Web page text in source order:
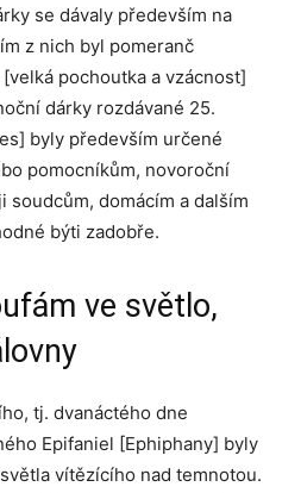
se dávaly především na
z nich byl pomeranč
pochoutka a vzácnost]
dárky rozdávané 25.
byly především určené
pomocníkům, novoroční
soudcům, domácím a dalším
býti zadobře.
ve světlo,
tj. dvanáctého dne
Epifaniel [Ephiphany] byly
vítězícího nad temnotou.